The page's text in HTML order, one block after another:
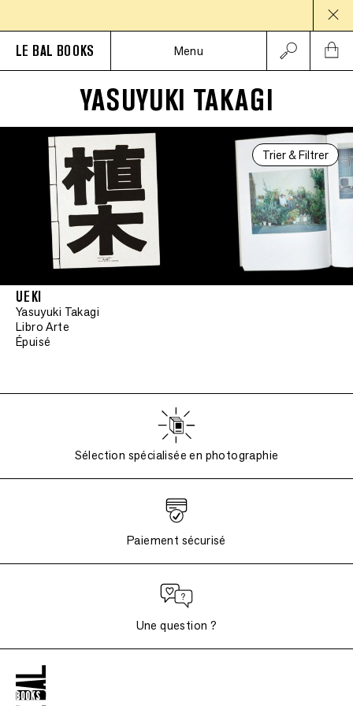
LE BAL BOOKS Menu
YASUYUKI TAKAGI
Trier & Filtrer
UEKI
Yasuyuki Takagi
Libro Arte
Épuisé
Sélection spécialisée en photographie
Paiement sécurisé
Une question ?